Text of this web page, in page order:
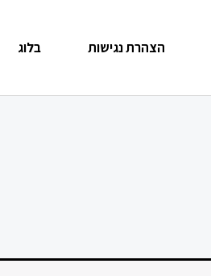
הצהרת נגישות בלוג